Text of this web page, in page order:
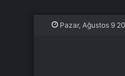
Pazar, Ağustos 9